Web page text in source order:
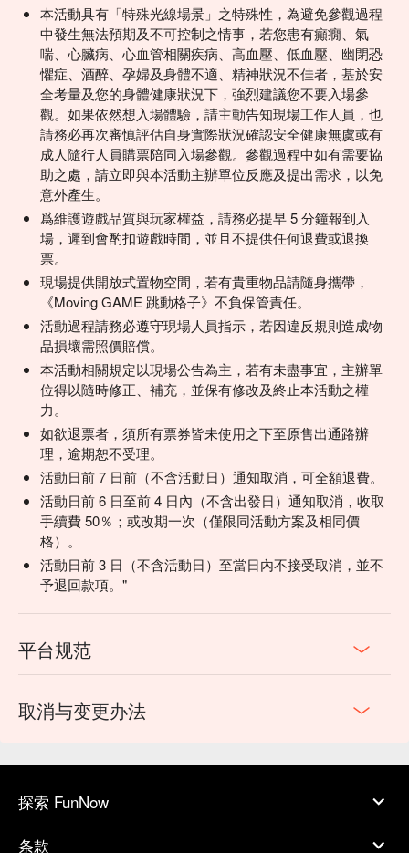
本活動具有「特殊光線場景」之特殊性，為避免參觀過程
中發生無法預期及不可控制之情事，若您患有癲癇、氣
喘、心臟病、心血管相關疾病、高血壓、低血壓、幽閉恐
懼症、酒醉、孕婦及身體不適、精神狀況不佳者，基於安
全考量及您的身體健康狀況下，強烈建議您不要入場參
觀。如果依然想入場體驗，請主動告知現場工作人員，也
請務必再次審慎評估自身實際狀況確認安全健康無虞或有
成人隨行人員購票陪同入場參觀。參觀過程中如有需要協
助之處，請立即與本活動主辦單位反應及提出需求，以免
意外產生。
爲維護遊戲品質與玩家權益，請務必提早 5 分鐘報到入
場，遲到會酌扣遊戲時間，並且不提供任何退費或退換
票。
現場提供開放式置物空間，若有貴重物品請隨身攜帶，
《Moving GAME 跳動格子》不負保管責任。
活動過程請務必遵守現場人員指示，若因違反規則造成物
品損壞需照價賠償。
本活動相關規定以現場公告為主，若有未盡事宜，主辦單
位得以隨時修正、補充，並保有修改及終止本活動之權
力。
如欲退票者，須所有票券皆未使用之下至原售出通路辦
理，逾期恕不受理。
活動日前 7 日前（不含活動日）通知取消，可全額退費。
活動日前 6 日至前 4 日內（不含出發日）通知取消，收取
手續費 50％；或改期一次（僅限同活動方案及相同價
格）。
活動日前 3 日（不含活動日）至當日內不接受取消，並不
予退回款項。"
平台规范
取消与变更办法
探索 FunNow
条款